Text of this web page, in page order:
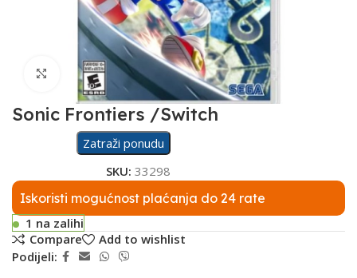
Click to enlarge
Sonic Frontiers /Switch
Zatraži ponudu
SKU: 33298
Iskoristi mogućnost plaćanja do 24 rate
1 na zalihi
Compare
Add to wishlist
Podijeli: